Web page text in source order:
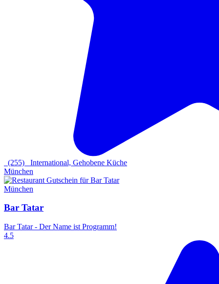
(255) International, Gehobene Küche
München
München
Bar Tatar
Bar Tatar - Der Name ist Programm!
4.5